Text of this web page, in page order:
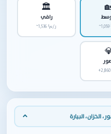
🏛
راقي
~1,536 ر/م²
الخزان، البيارة